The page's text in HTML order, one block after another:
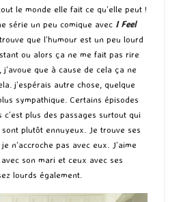
le monde elle fait ce qu’elle peut !
série un peu comique avec I Feel
que l’humour est un peu lourd
ou alors ça ne me fait pas rire
que à cause de cela ça ne
j’espérais autre chose, quelque
sympathique. Certains épisodes
plus des passages surtout qui
plutôt ennuyeux. Je trouve ses
n’accroche pas avec eux. J’aime
son mari et ceux avec ses
lourds également.